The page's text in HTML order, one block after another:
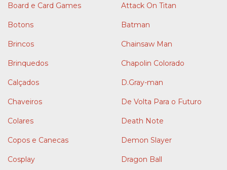
Board e Card Games
Botons
Brincos
Brinquedos
Calçados
Chaveiros
Colares
Copos e Canecas
Cosplay
Attack On Titan
Batman
Chainsaw Man
Chapolin Colorado
D.Gray-man
De Volta Para o Futuro
Death Note
Demon Slayer
Dragon Ball